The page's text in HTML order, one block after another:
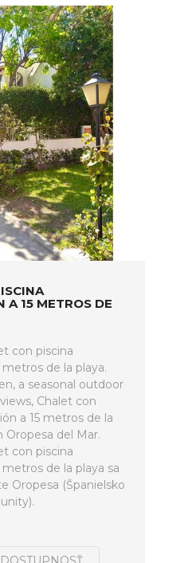
A 15 METROS DE
con piscina
metros de la playa.
a seasonal outdoor
Chalet con
a 15 metros de la
Oropesa del Mar.
con piscina
metros de la playa sa
Oropesa (Španielsko